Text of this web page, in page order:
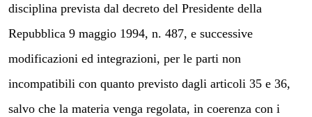
disciplina prevista dal decreto del Presidente della
Repubblica 9 maggio 1994, n. 487, e successive
modificazioni ed integrazioni, per le parti non
incompatibili con quanto previsto dagli articoli 35 e 36,
salvo che la materia venga regolata, in coerenza con i